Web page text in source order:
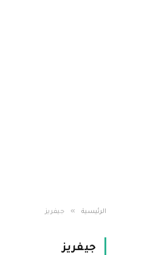
الرئيسية » جيفريز
جيفريز